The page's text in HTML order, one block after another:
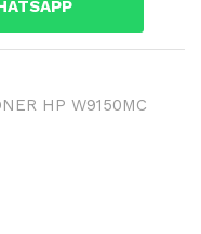
HP W9150MC